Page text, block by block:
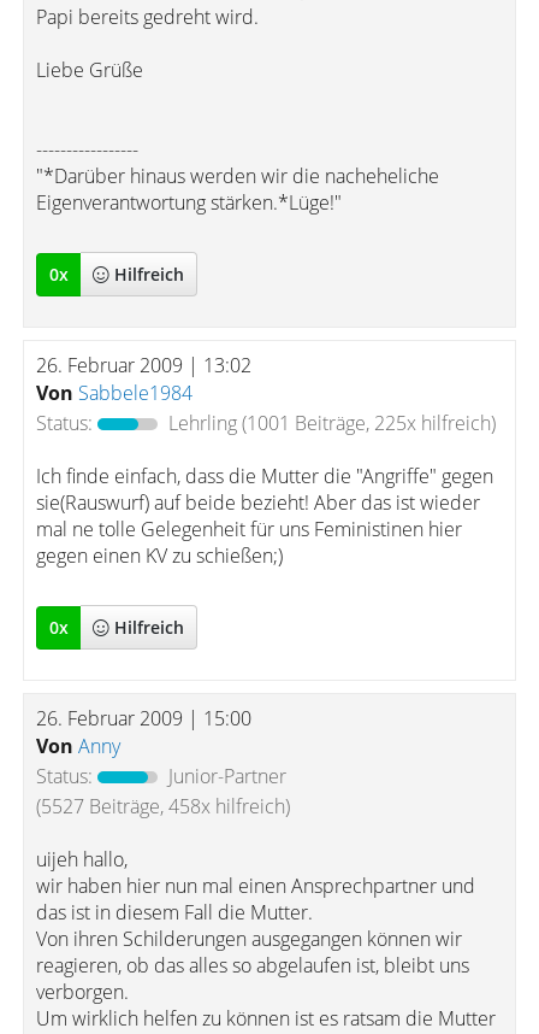
Papi bereits gedreht wird.
Liebe Grüße
-----------------
"*Darüber hinaus werden wir die nacheheliche
Eigenverantwortung stärken.*Lüge!"
0x Hilfreich
26. Februar 2009 | 13:02
Von Sabbele1984
Status:
Lehrling(1001 Beiträge, 225x hilfreich)
Ich finde einfach, dass die Mutter die "Angriffe" gegen
sie(Rauswurf) auf beide bezieht! Aber das ist wieder
mal ne tolle Gelegenheit für uns Feministinen hier
gegen einen KV zu schießen;)
0x Hilfreich
26. Februar 2009 | 15:00
Von Anny
Status:
Junior-Partner
(5527 Beiträge, 458x hilfreich)
uijeh hallo,
wir haben hier nun mal einen Ansprechpartner und
das ist in diesem Fall die Mutter.
Von ihren Schilderungen ausgegangen können wir
reagieren, ob das alles so abgelaufen ist, bleibt uns
verborgen.
Um wirklich helfen zu können ist es ratsam die Mutter